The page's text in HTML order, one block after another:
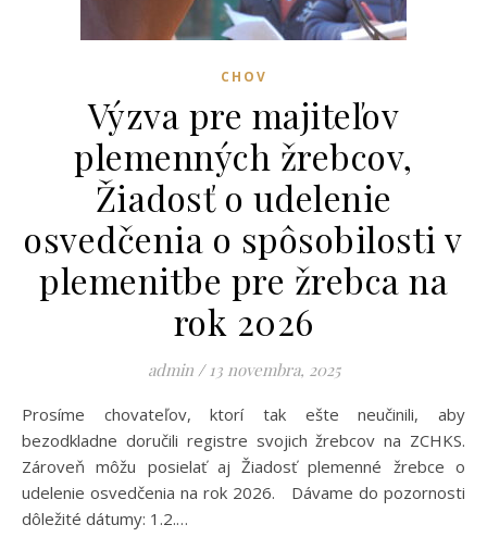
CHOV
Výzva pre majiteľov
plemenných žrebcov,
Žiadosť o udelenie
osvedčenia o spôsobilosti v
plemenitbe pre žrebca na
rok 2026
admin / 13 novembra, 2025
Prosíme chovateľov, ktorí tak ešte neučinili, aby
bezodkladne doručili registre svojich žrebcov na ZCHKS.
Zároveň môžu posielať aj Žiadosť plemenné žrebce o
udelenie osvedčenia na rok 2026. Dávame do pozornosti
dôležité dátumy: 1.2.…